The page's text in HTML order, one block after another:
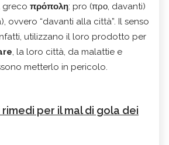
greco πρόπολη: pro (προ, davanti)
ovvero “davanti alla città”. Il senso
utilizzano il loro prodotto per
, la loro città, da malattie e
metterlo in pericolo.
per il mal di gola dei